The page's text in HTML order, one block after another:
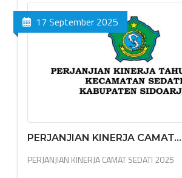
17 September 2025
PERJANJIAN KINERJA CAMAT...
PERJANJIAN KINERJA CAMAT SEDATI 2025